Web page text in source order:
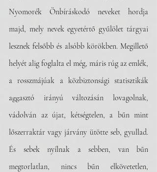
Nyomorék Önbíráskodó neveket hordja
majd, mely nevek egyetértő gyűlölet tárgyai
lesznek felsőbb és alsóbb körökben. Megillető
helyét alig foglalta el még, máris rúg az emlék,
a rosszmájúak a közbiztonsági statisztikák
aggasztó irányú változásán lovagolnak,
vádolván az újat, kétségtelen, a bűn mint
lőszerraktár vagy járvány ütötte seb, gyullad.
És sebek nyílnak a sebben, van bűn
megtorlatlan, nincs bűn elkövetetlen,